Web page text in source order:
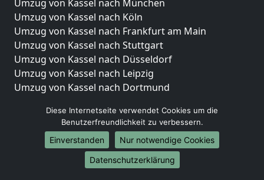
Umzug von Kassel nach München
Umzug von Kassel nach Köln
Umzug von Kassel nach Frankfurt am Main
Umzug von Kassel nach Stuttgart
Umzug von Kassel nach Düsseldorf
Umzug von Kassel nach Leipzig
Umzug von Kassel nach Dortmund
Umzug von Kassel nach Bremen
Umzug von Kassel nach Dresden
Umzug von Kassel nach Hannover
Umzug von Kassel nach Nürnberg
Umzug von Kassel nach Duisburg
Diese Internetseite verwendet Cookies um die
Benutzerfreundlichkeit zu verbessern.
Einverstanden
Nur notwendige Cookies
Datenschutzerklärung